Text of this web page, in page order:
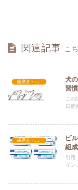
関連記事 こ
歯磨き・口腔ケア
犬
習
この
口腔
歯磨き・口腔ケア
ビ
組
引用
イン